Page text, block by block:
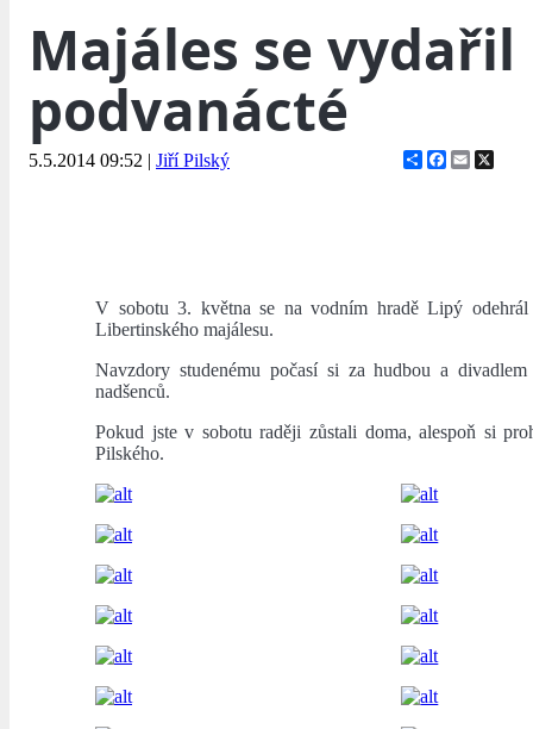
Majáles se vydařil
podvanácté
5.5.2014 09:52 | Jiří Pilský ShareFacebook
Email
V sobotu 3. května se na vodním hradě Lipý
Libertinského majálesu.
Navzdory studenému počasí si za hudbou a
nadšenců.
Pokud jste v sobotu raději zůstali doma, alespoň si
Pilského.